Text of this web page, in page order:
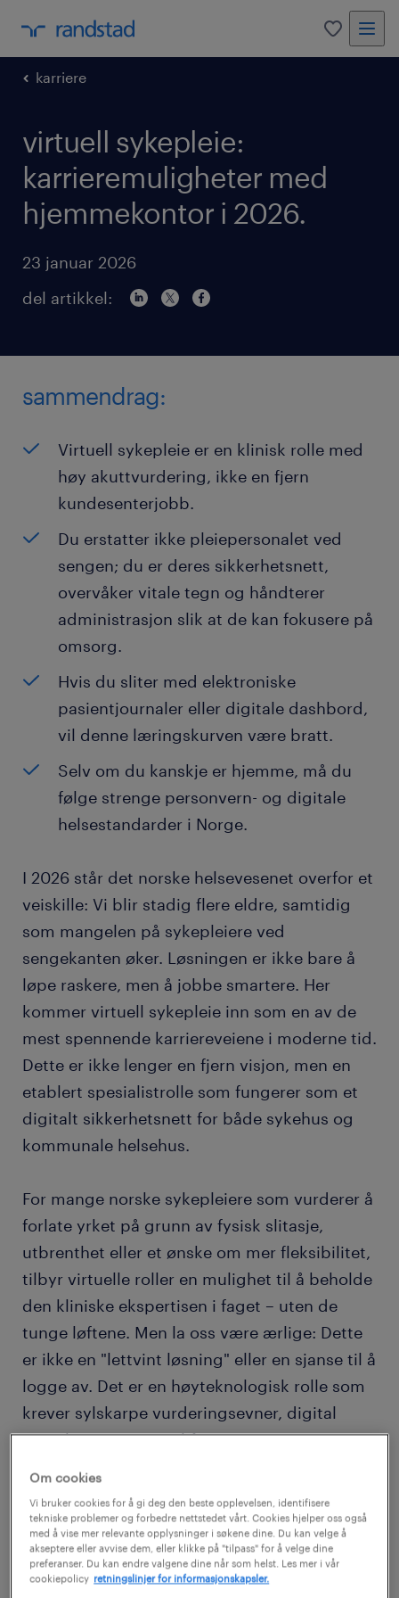
0
karriere
virtuell sykepleie:
karrieremuligheter med
hjemmekontor i 2026.
23 januar 2026
del artikkel:
sammendrag:
Virtuell sykepleie er en klinisk rolle med
høy akuttvurdering, ikke en fjern
kundesenterjobb.
Du erstatter ikke pleiepersonalet ved
sengen; du er deres sikkerhetsnett,
overvåker vitale tegn og håndterer
administrasjon slik at de kan fokusere på
omsorg.
Hvis du sliter med elektroniske
pasientjournaler eller digitale dashbord,
vil denne læringskurven være bratt.
Selv om du kanskje er hjemme, må du
følge strenge personvern- og digitale
helsestandarder i Norge.
I 2026 står det norske helsevesenet overfor et
veiskille: Vi blir stadig flere eldre, samtidig
som mangelen på sykepleiere ved
sengekanten øker. Løsningen er ikke bare å
løpe raskere, men å jobbe smartere. Her
kommer virtuell sykepleie inn som en av de
mest spennende karriereveiene i moderne tid.
Dette er ikke lenger en fjern visjon, men en
etablert spesialistrolle som fungerer som et
digitalt sikkerhetsnett for både sykehus og
kommunale helsehus.
For mange norske sykepleiere som vurderer å
forlate yrket på grunn av fysisk slitasje,
utbrenthet eller et ønske om mer fleksibilitet,
tilbyr virtuelle roller en mulighet til å beholde
den kliniske ekspertisen i faget – uten de
tunge løftene. Men la oss være ærlige: Dette
er ikke en "lettvint løsning" eller en sjanse til å
logge av. Det er en høyteknologisk rolle som
krever sylskarpe vurderingsevner, digital
trygghet og evnen til å yte omsorg gjennom
med et headset og bli en del av fremtidens
digitale førstelinje?
hva er en virtuell sykepleie?
Om cookies
Vi bruker cookies for å gi deg den beste opplevelsen, identifisere
tekniske problemer og forbedre nettstedet vårt. Cookies hjelper oss også
med å vise mer relevante opplysninger i søkene dine. Du kan velge å
akseptere eller avvise dem, eller klikke på "tilpass" for å velge dine
preferanser. Du kan endre valgene dine når som helst. Les mer i vår
cookiepolicy retningslinjer for informasjonskapsler.